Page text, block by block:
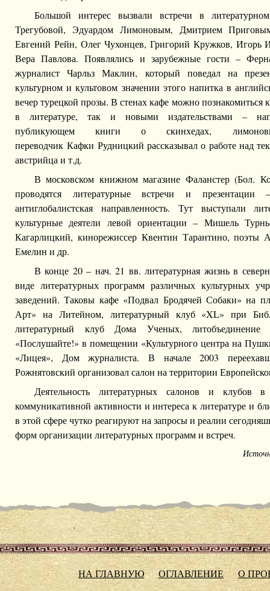
Большой интерес вызвали встречи в
Трегубовой, Эдуардом Лимоновым, Дмитрием
Евгений Рейн, Олег Чухонцев, Григорий Кружков, Игорь
Вера Павлова. Появлялись и зарубежные гости –
журналист Чарльз Маклин, который поведал на
культурном и культовом значении этого напитка в
вечер турецкой прозы. В стенах кафе можно познакомиться
в литературе, так и новыми издательствами –
публикующем книги о скинхедах,
переводчик Кафки Рудницкий рассказывал о работе над
австрийца и т.д.
В московском книжном магазине Фаланстер (Бол.
проводятся литературные встречи и
антиглобалистская направленность. Тут выступали
культурные деятели левой ориентации – Мишель
Кагарлицкий, кинорежиссер Квентин Тарантино, поэты
Емелин и др.
В конце 20 – нач. 21 вв. литературная жизнь в
виде литературных программ различных культурных
заведений. Таковы кафе «Подвал Бродячей Собаки» на
Арт» на Литейном, литературный клуб «XL» при
литературный клуб Дома Ученых, литобъединение
«Послушайте!» в помещении «Культурного центра на
«Лицея», Дом журналиста. В начале 2003
Рожнятовский организовал салон на территории
Деятельность литературных салонов и клубов
коммуникативной активности и интереса к литературе и
в этой сфере чутко реагируют на запросы и реалии
форм организации литературных программ и встреч.
НА ГЛАВНУЮ ОГЛАВЛЕНИЕ О